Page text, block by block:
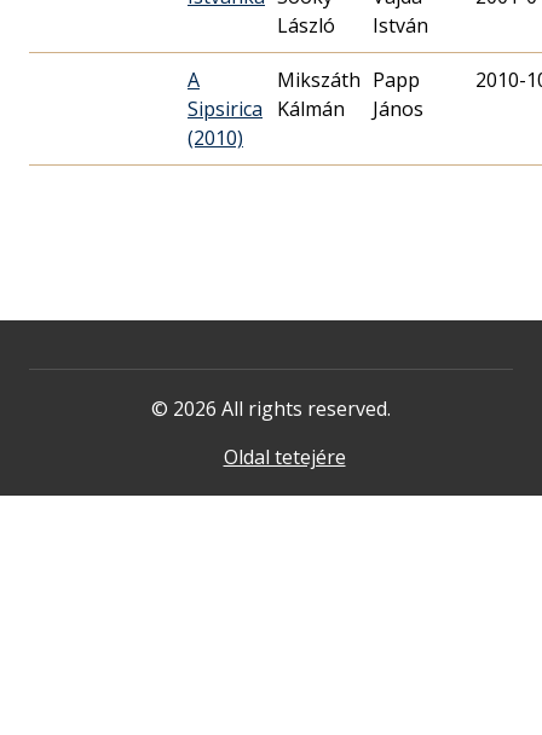
László
István
A
Sipsirica
(2010)
Mikszáth
Kálmán
Papp
János
2010-
© 2026 All rights reserved.
Oldal tetejére